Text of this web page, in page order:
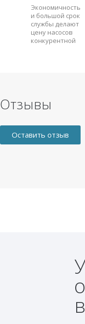
Экономичность
и большой срок
службы делают
цену насосов
конкурентной
Отзывы
Оставить отзыв